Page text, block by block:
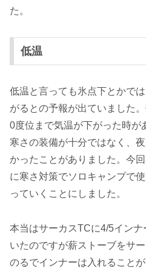
た。
低温
低温と言っても氷点下とかで
がるとの予報が出ていました
0度位まで気温が下がった時が
寒さの装備が十分ではなく、
かったことがありました。今
に寒さ対策でソロキャンプで
っていくことにしました。
本当はサーカスTCに4/5イン
いたのですが薪ストーブをサ
のるでインナーは入れること